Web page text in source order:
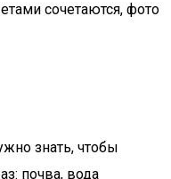
сочетаются, фото
знать, чтобы
почва, вода